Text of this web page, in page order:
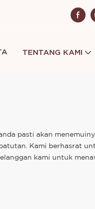
TENTANG KAMI
pasti akan
Kami berhasrat
kami untuk